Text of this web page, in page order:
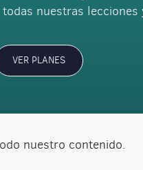
nuestras
VER PLANES
nuestro contenido.